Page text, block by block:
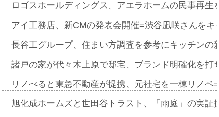
ロゴスホールディングス、アエラホームの民事再
アイ工務店、新CMの発表会開催=渋谷凪咲さんを
長谷工グループ、住まい方調査を参考にキッチン
諸戸の家が代々木上原で邸宅、ブランド明確化を
リノべると東急不動産が提携、元社宅を一棟リノ
旭化成ホームズと世田谷トラスト、「雨庭」の実